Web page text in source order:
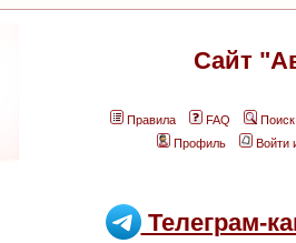
Сайт
Правила FAQ
Поиск
Профиль
Войти
Телеграм-